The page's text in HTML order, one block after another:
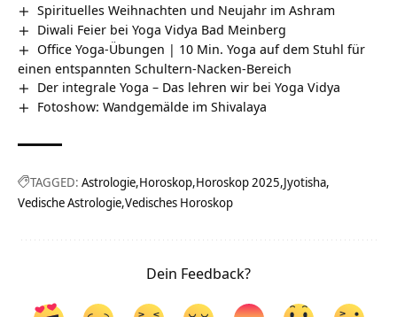
Spirituelles Weihnachten und Neujahr im Ashram
Diwali Feier bei Yoga Vidya Bad Meinberg
Office Yoga-Übungen | 10 Min. Yoga auf dem Stuhl für
einen entspannten Schultern-Nacken-Bereich
Der integrale Yoga – Das lehren wir bei Yoga Vidya
Fotoshow: Wandgemälde im Shivalaya
TAGGED: Astrologie Horoskop Horoskop 2025 Jyotisha
Vedische Astrologie Vedisches Horoskop
Dein Feedback?